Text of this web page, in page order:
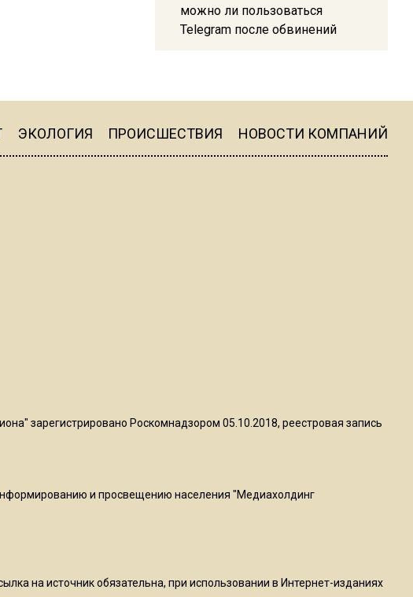
можно ли пользоваться
Telegram после обвинений
литров дождя на
В Подмосковье прекратили
цехах
ЭКОЛОГИЯ ПРОИСШЕСТВИЯ НОВОСТИ КОМПАНИЙ
зарегистрировано Роскомнадзором 05.10.2018, реестровая запись
и просвещению населения "Медиахолдинг
на источник обязательна, при использовании в Интернет-изданиях